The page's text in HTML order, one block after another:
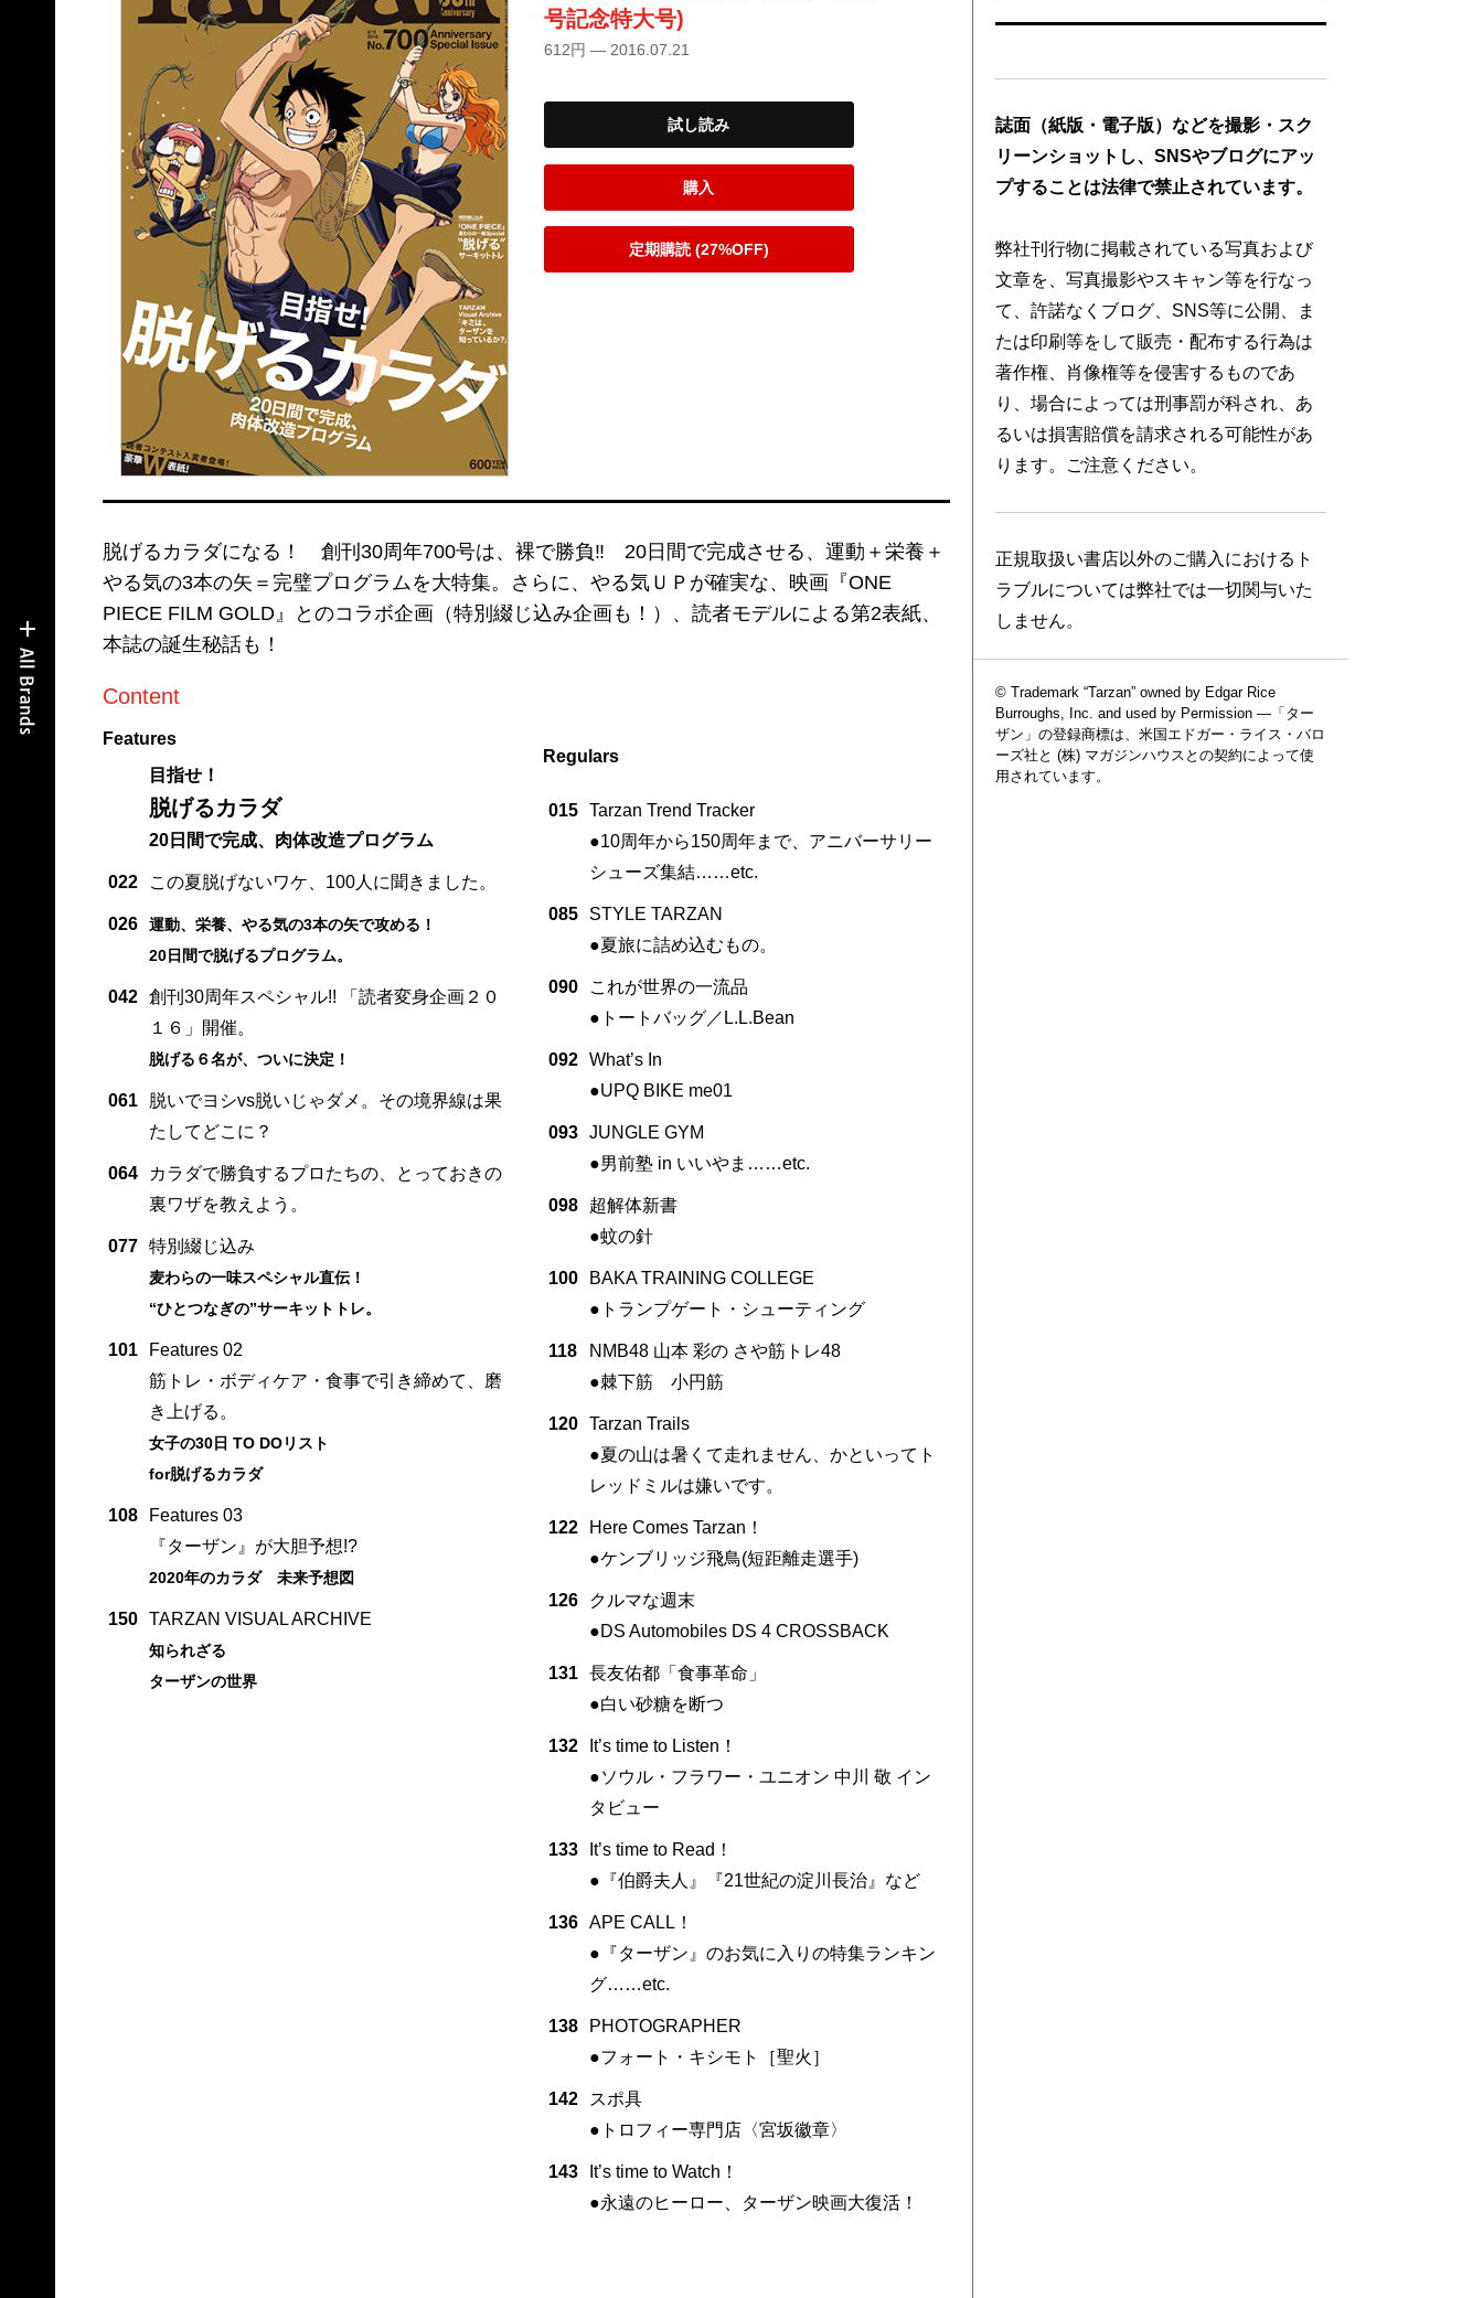
号記念特大号)
612円 — 2016.07.21
試し読み
購入
定期購読 (27%OFF)
脱げるカラダになる！ 創刊30周年700号は、裸で勝負‼ 20日間で完成させる、運動＋栄養＋
やる気の3本の矢＝完璧プログラムを大特集。さらに、やる気ＵＰが確実な、映画『ONE
PIECE FILM GOLD』とのコラボ企画（特別綴じ込み企画も！）、読者モデルによる第2表紙、
本誌の誕生秘話も！
Content
Features
目指せ！
脱げるカラダ
20日間で完成、肉体改造プログラム
022 この夏脱げないワケ、100人に聞きました。
026
運動、栄養、やる気の3本の矢で攻める！
20日間で脱げるプログラム。
042
創刊30周年スペシャル!! 「読者変身企画２０
１６」開催。
脱げる６名が、ついに決定！
061
脱いでヨシvs脱いじゃダメ。その境界線は果
たしてどこに？
064
カラダで勝負するプロたちの、とっておきの
裏ワザを教えよう。
077 特別綴じ込み
麦わらの一味スペシャル直伝！
“ひとつなぎの”サーキットトレ。
101
Features 02
筋トレ・ボディケア・食事で引き締めて、磨
き上げる。
女子の30日 TO DOリスト
for脱げるカラダ
108
Features 03
『ターザン』が大胆予想!?
2020年のカラダ 未来予想図
150 TARZAN VISUAL ARCHIVE
知られざる
ターザンの世界
Regulars
015 Tarzan Trend Tracker
●10周年から150周年まで、アニバーサリー
シューズ集結……etc.
085
STYLE TARZAN
●夏旅に詰め込むもの。
090
これが世界の一流品
●トートバッグ／L.L.Bean
092 What’s In
●UPQ BIKE me01
093 JUNGLE GYM
●男前塾 in いいやま……etc.
098
超解体新書
●蚊の針
100
BAKA TRAINING COLLEGE
●トランプゲート・シューティング
118
NMB48 山本 彩の さや筋トレ48
●棘下筋 小円筋
120 Tarzan Trails
●夏の山は暑くて走れません、かといってト
レッドミルは嫌いです。
122
Here Comes Tarzan！
●ケンブリッジ飛鳥(短距離走選手)
126
クルマな週末
●DS Automobiles DS 4 CROSSBACK
131 長友佑都「食事革命」
●白い砂糖を断つ
132
It’s time to Listen！
●ソウル・フラワー・ユニオン 中川 敬 イン
タビュー
133
It’s time to Read！
●『伯爵夫人』『21世紀の淀川長治』など
136 APE CALL！
●『ターザン』のお気に入りの特集ランキン
グ……etc.
138
PHOTOGRAPHER
●フォート・キシモト［聖火］
142
スポ具
●トロフィー専門店〈宮坂徽章〉
143
It’s time to Watch！
●永遠のヒーロー、ターザン映画大復活！
誌面（紙版・電子版）などを撮影・スク
リーンショットし、SNSやブログにアッ
プすることは法律で禁止されています。
弊社刊行物に掲載されている写真および
文章を、写真撮影やスキャン等を行なっ
て、許諾なくブログ、SNS等に公開、ま
たは印刷等をして販売・配布する行為は
著作権、肖像権等を侵害するものであ
り、場合によっては刑事罰が科され、あ
るいは損害賠償を請求される可能性があ
ります。ご注意ください。
正規取扱い書店以外のご購入におけるト
ラブルについては弊社では一切関与いた
しません。
© Trademark “Tarzan” owned by Edgar Rice
Burroughs, Inc. and used by Permission —「ター
ザン」の登録商標は、米国エドガー・ライス・バロ
ーズ社と (株) マガジンハウスとの契約によって使
用されています。